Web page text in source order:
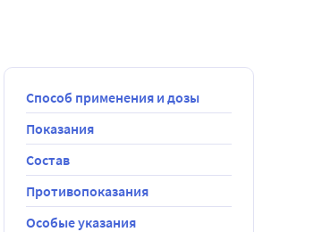
Способ применения и дозы
Показания
Состав
Противопоказания
Особые указания